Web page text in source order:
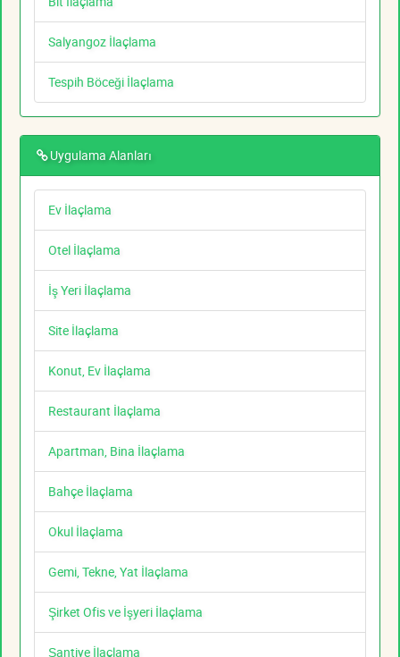
Salyangoz İlaçlama
Tespih Böceği İlaçlama
Uygulama Alanları
Ev İlaçlama
Otel İlaçlama
İş Yeri İlaçlama
Site İlaçlama
Konut, Ev İlaçlama
Restaurant İlaçlama
Apartman, Bina İlaçlama
Bahçe İlaçlama
Okul İlaçlama
Gemi, Tekne, Yat İlaçlama
Şirket Ofis ve İşyeri İlaçlama
Şantiye İlaçlama